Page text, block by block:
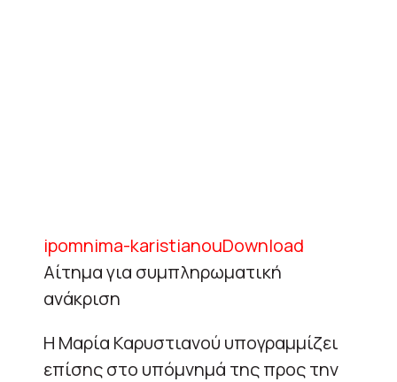
ipomnima-karistianouDownload
Αίτημα για συμπληρωματική
ανάκριση
Η Μαρία Καρυστιανού υπογραμμίζει
επίσης στο υπόμνημά της προς την